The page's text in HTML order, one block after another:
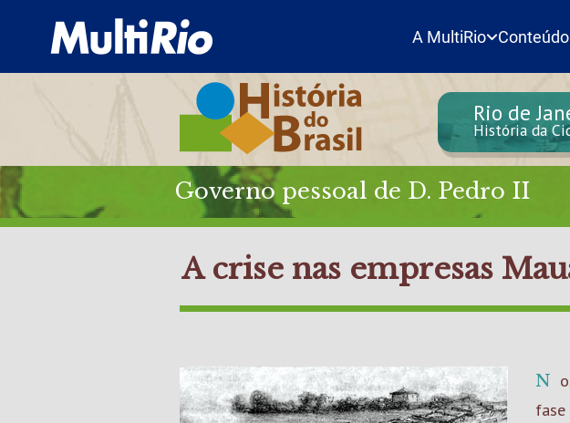
A MultiRio Conteúdo
Rio de
História da
Governo pessoal de D. Pedro II
A crise nas empresas
fase